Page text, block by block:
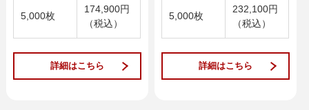
5,000枚
174,900円
（税込）
詳細はこちら
5,000枚
232,100円
（税込）
詳細はこちら